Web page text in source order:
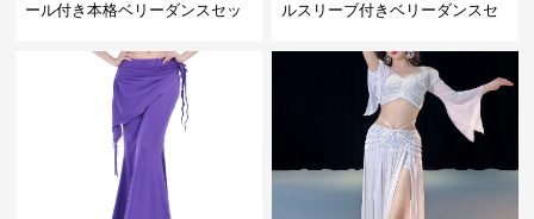
ール付き本格ベリーダンスセッ
ルスリーブ付きベリーダンスセ